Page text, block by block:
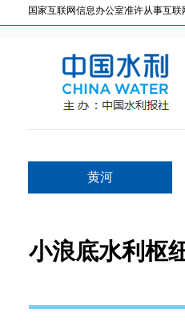
国家互联网信息办公室准许从事互
黄河
小浪底水利枢